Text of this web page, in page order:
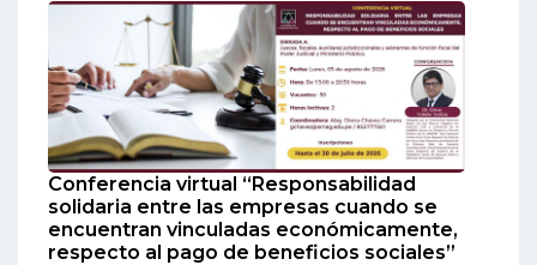
Conferencia virtual “Responsabilidad
solidaria entre las empresas cuando se
encuentran vinculadas económicamente,
respecto al pago de beneficios sociales”